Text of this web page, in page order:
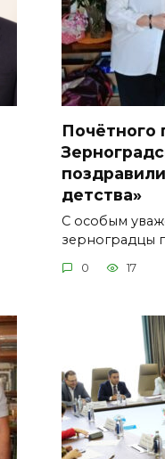
Почётного
детства»
С особым
зерноградцы
0 17